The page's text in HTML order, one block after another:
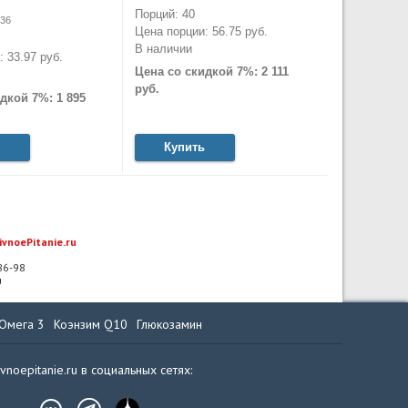
36
33.97 руб.
7%: 1 895
Порций: 40
Цена порции: 56.75 руб.
В наличии
Цена со скидкой 7%: 2 111
руб.
Купить
98
3 Коэнзим Q10 Глюкозамин
в социальных сетях: